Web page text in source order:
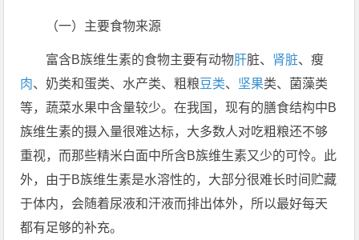
（一）主要食物来源
富含B族维生素的食物主要有动物肝脏、 肾脏、瘦
肉、奶类和蛋类、水产类、粗粮豆类、 坚果类、菌藻类
等，蔬菜水果中含量较少。在我国，现有的膳食结构中B
族维生素的摄入量很难达标，大多数人对吃粗粮还不够
重视，而那些精米白面中所含B族维生素又少的可怜。此
外，由于B族维生素是水溶性的，大部分很难长时间贮藏
于体内，会随着尿液和汗液而排出体外，所以最好每天
都有足够的补充。